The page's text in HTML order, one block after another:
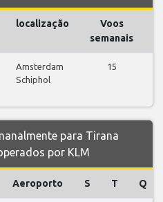
localização
Voos
semanais
Amsterdam
Schiphol
15
para Tirana
por KLM
Aeroporto S T Q